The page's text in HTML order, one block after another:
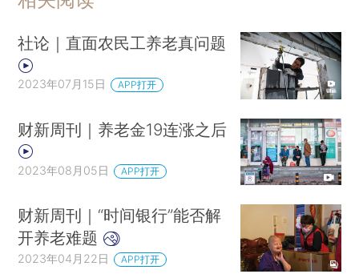
社论｜直面农民工养老真问题
2023年07月15日 APP打开
财新周刊｜养老金19连涨之后
2023年08月05日 APP打开
财新周刊｜“时间银行”能否解
开养老难题
2023年04月22日 APP打开